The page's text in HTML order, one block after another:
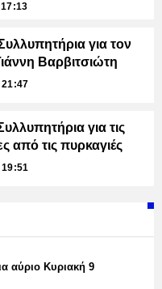
17:13
για τον
Βαρβιτσιώτη
21:47
για τις
από τις πυρκαγιές
19:51
αύριο Κυριακή 9